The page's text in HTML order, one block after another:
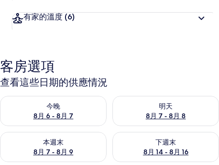
有家的溫度 (6)
客房選項
查看這些日期的供應情況
今晚
8月 6 - 8月 7
查看今晚 (8月 6 - 8月 7) 的供應情況
明天
8月 7 - 8月 8
查看明天 (8月 7 - 8月 8) 的供
本週末
8月 7 - 8月 9
查看本週末 (8月 7 - 8月 9) 的供應情況
下週末
8月 14 - 8月 16
查看下週末 (8月 14 - 8月 16)